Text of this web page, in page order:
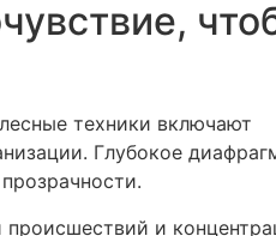
техники включают
Глубокое
происшествий и